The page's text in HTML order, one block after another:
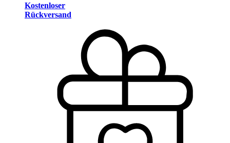
Kostenloser
Rückversand